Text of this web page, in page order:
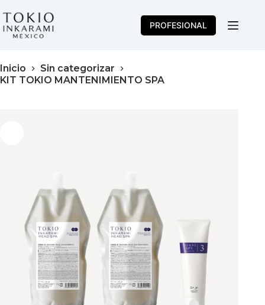
al
contenido
PROFESIONAL
Inicio
Sin categorizar
KIT TOKIO MANTENIMIENTO SPA